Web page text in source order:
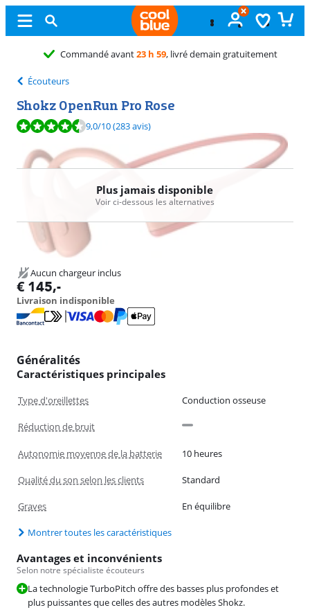
Écouteurs
Shokz OpenRun Pro Rose
La note est de 9,0 sur 10, basée sur 283 avis.
9,0/10(283 avis)
Plus jamais disponible
Voir ci-dessous les alternatives
Aucun chargeur inclus
€ 145,-
Livraison indisponible
Généralités
Caractéristiques principales
Type d'oreillettes Conduction osseuse
Réduction de bruit
Autonomie moyenne de la batterie 10 heures
Qualité du son selon les clients Standard
Graves En équilibre
Montrer toutes les caractéristiques
Avantages et inconvénients
Selon notre spécialiste écouteurs
La technologie TurboPitch offre des basses plus profondes et
plus puissantes que celles des autres modèles Shokz.